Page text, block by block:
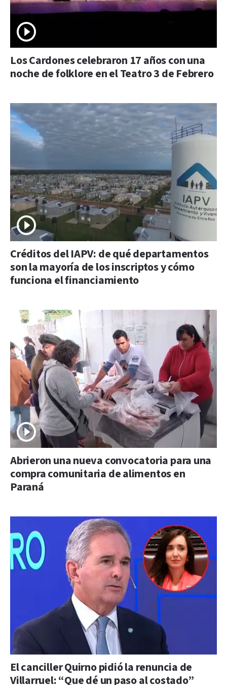
Los Cardones celebraron 17 años con una
noche de folklore en el Teatro 3 de Febrero
Créditos del IAPV: de qué departamentos
son la mayoría de los inscriptos y cómo
funciona el financiamiento
Abrieron una nueva convocatoria para una
compra comunitaria de alimentos en
Paraná
El canciller Quirno pidió la renuncia de
Villarruel: “Que dé un paso al costado”